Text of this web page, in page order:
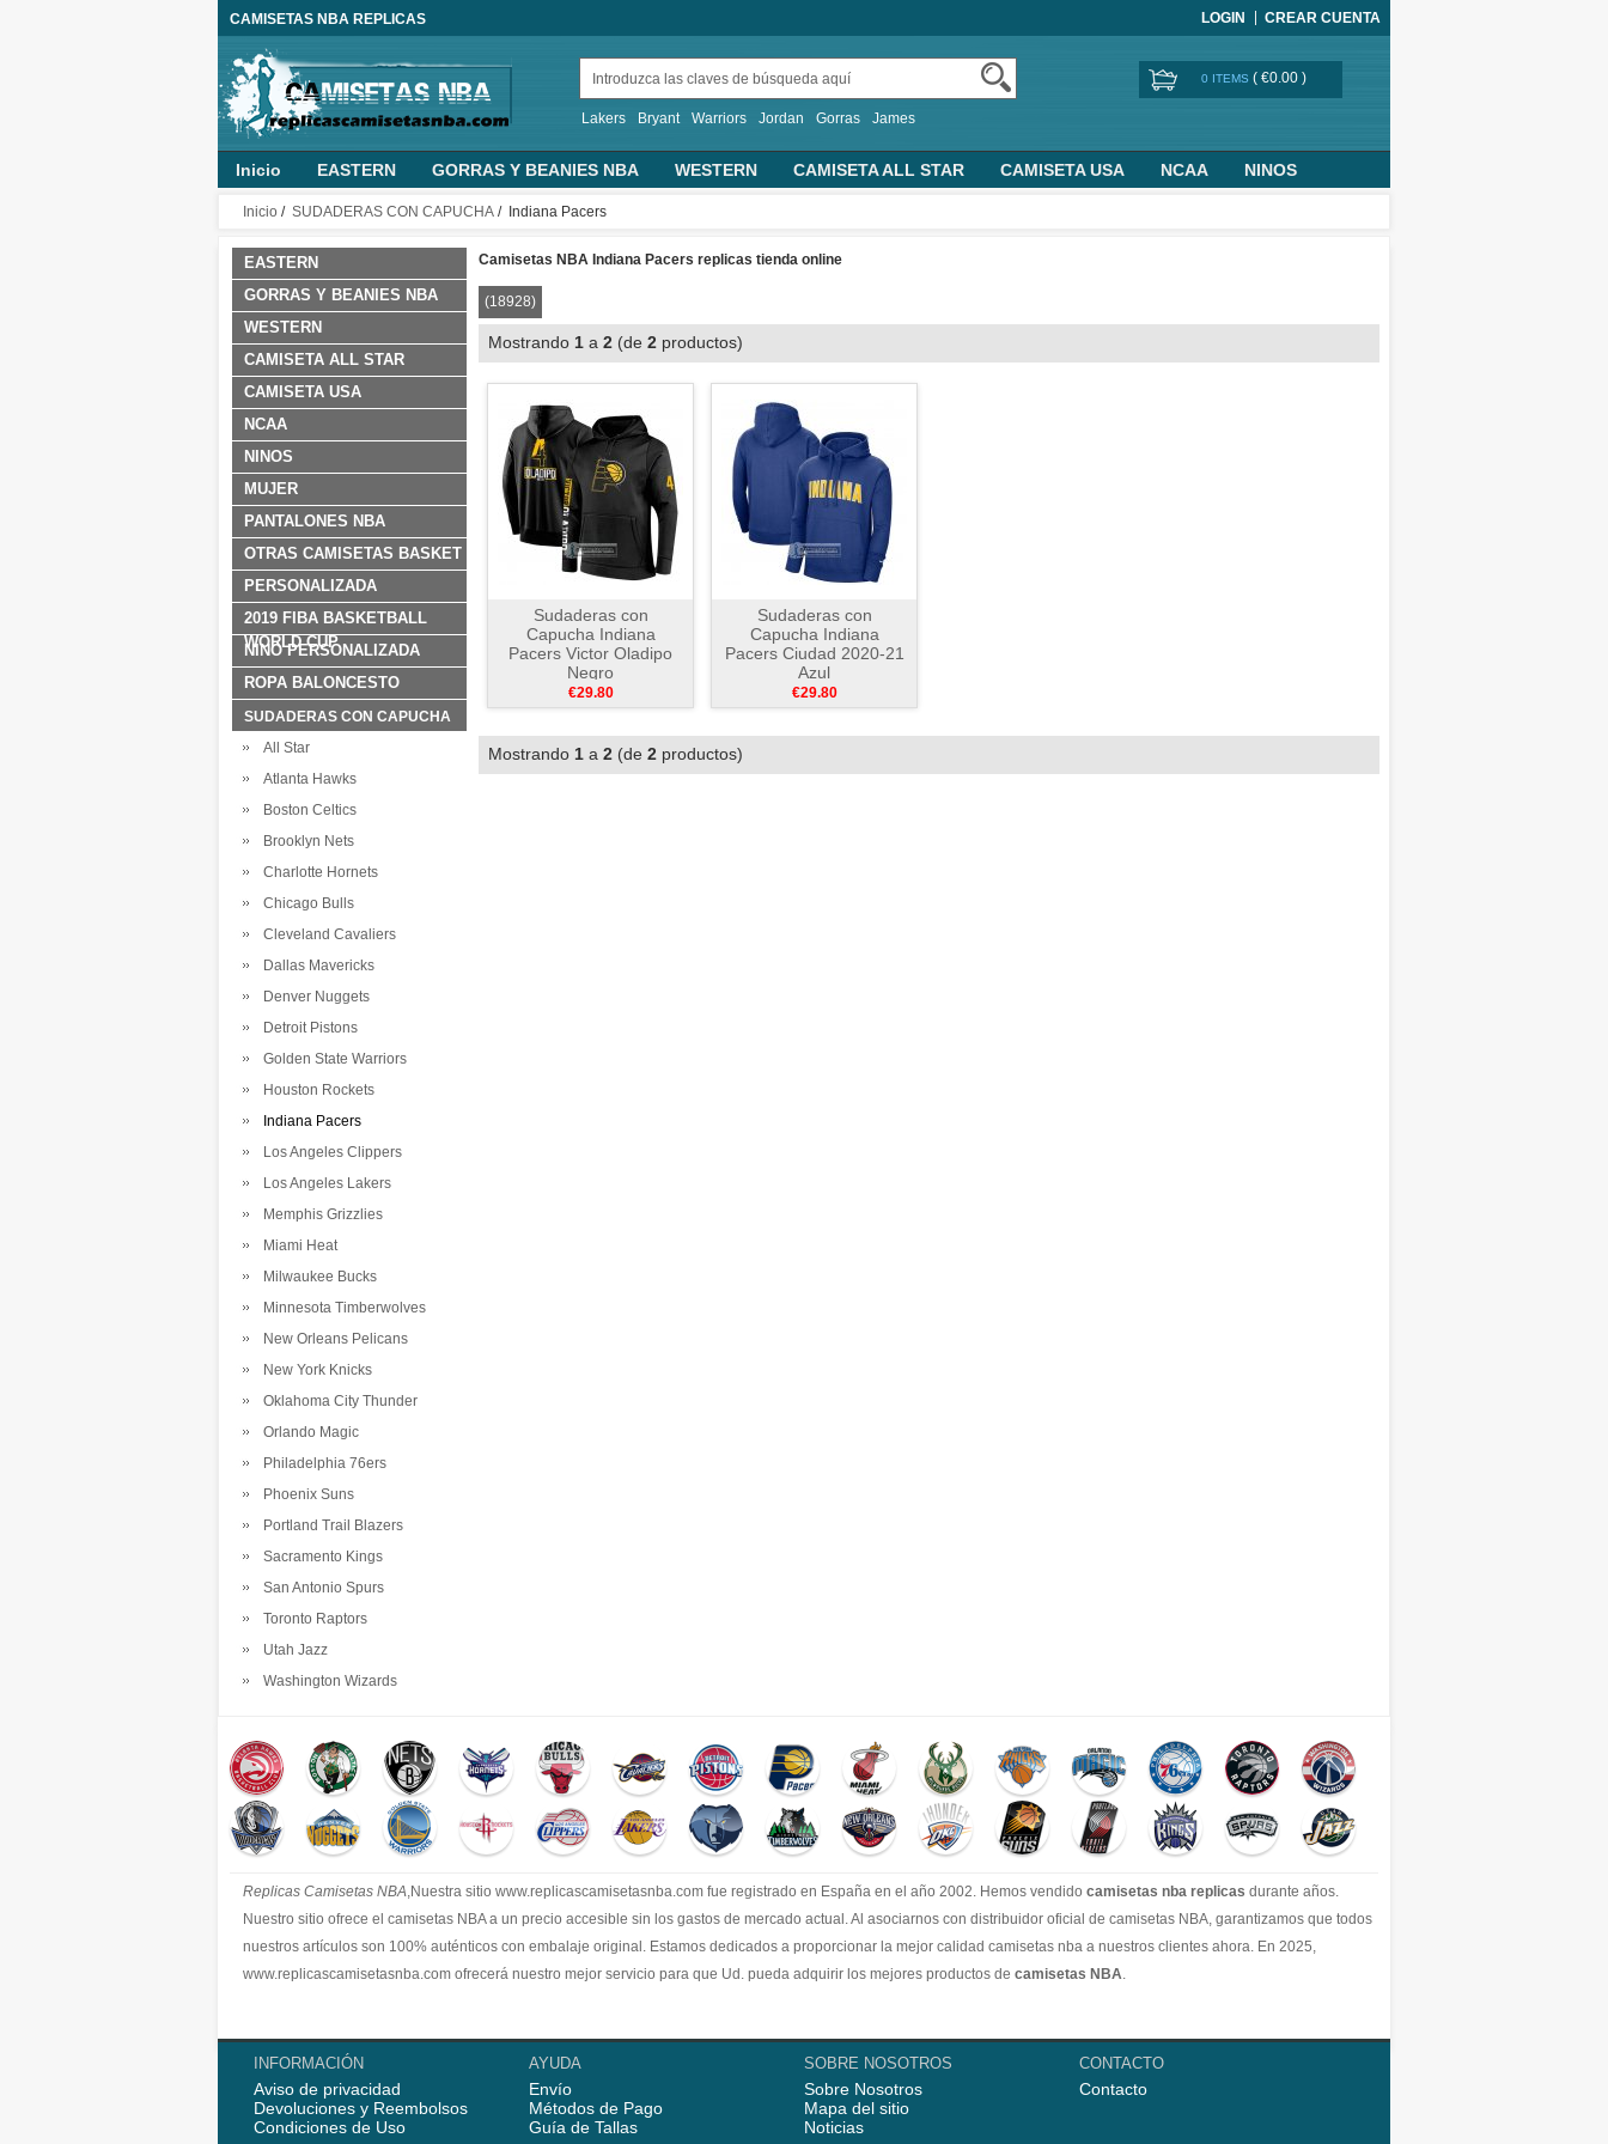
CAMISETAS NBA REPLICAS LOGIN CREAR CUENTA
Lakers Bryant Warriors Jordan Gorras James
0 ITEMS ( €0.00 )
Inicio EASTERN GORRAS Y BEANIES NBA WESTERN CAMISETA ALL STAR CAMISETA USA NCAA
NINOS
MUJER
PANTALONES NBA OTRAS CAMISETAS BASKET
Inicio / SUDADERAS CON CAPUCHA / Indiana Pacers
EASTERN
GORRAS Y BEANIES NBA
WESTERN
CAMISETA ALL STAR
CAMISETA USA
NCAA
NINOS
MUJER
PANTALONES NBA
OTRAS CAMISETAS BASKET
PERSONALIZADA
2019 FIBA BASKETBALL
WORLD CUP
NINO PERSONALIZADA
ROPA BALONCESTO
SUDADERAS CON CAPUCHA
All Star
Atlanta Hawks
Boston Celtics
Brooklyn Nets
Charlotte Hornets
Chicago Bulls
Cleveland Cavaliers
Dallas Mavericks
Denver Nuggets
Detroit Pistons
Golden State Warriors
Houston Rockets
Indiana Pacers
Los Angeles Clippers
Los Angeles Lakers
Memphis Grizzlies
Miami Heat
Milwaukee Bucks
Minnesota Timberwolves
New Orleans Pelicans
New York Knicks
Oklahoma City Thunder
Orlando Magic
Philadelphia 76ers
Phoenix Suns
Portland Trail Blazers
Sacramento Kings
San Antonio Spurs
Toronto Raptors
Utah Jazz
Washington Wizards
Camisetas NBA Indiana Pacers replicas tienda online
(18928)
Mostrando 1 a 2 (de 2 productos)
Sudaderas con
Capucha Indiana
Pacers Victor Oladipo
Negro
€29.80
Sudaderas con
Capucha Indiana
Pacers Ciudad 2020-21
Azul
€29.80
Mostrando 1 a 2 (de 2 productos)
Replicas Camisetas NBA,Nuestra sitio www.replicascamisetasnba.com fue registrado en España en el año 2002. Hemos vendido camisetas nba replicas durante años.
Nuestro sitio ofrece el camisetas NBA a un precio accesible sin los gastos de mercado actual. Al asociarnos con distribuidor oficial de camisetas NBA, garantizamos que todos
nuestros artículos son 100% auténticos con embalaje original. Estamos dedicados a proporcionar la mejor calidad camisetas nba a nuestros clientes ahora. En 2025,
www.replicascamisetasnba.com ofrecerá nuestro mejor servicio para que Ud. pueda adquirir los mejores productos de camisetas NBA.
INFORMACIÓN
Aviso de privacidad
Devoluciones y Reembolsos
Condiciones de Uso
AYUDA
Envío
Métodos de Pago
Guía de Tallas
SOBRE NOSOTROS
Sobre Nosotros
Mapa del sitio
Noticias
CONTACTO
Contacto